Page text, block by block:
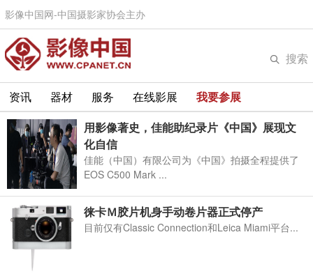
影像中国网-中国摄影家协会主办
搜索
资讯 器材 服务 在线影展
我要参展
用影像著史，佳能助纪录片《中国》展现文
化自信
佳能（中国）有限公司为《中国》拍摄全程提供了
EOS C500 Mark ...
徕卡Ｍ胶片机身手动卷片器正式停产
目前仅有Classic Connection和Leica Miami平台...